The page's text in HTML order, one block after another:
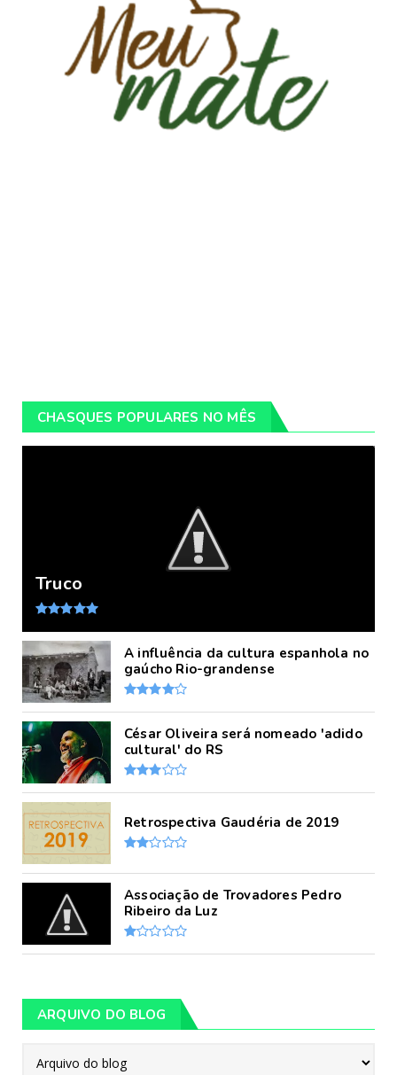
CHASQUES POPULARES NO MÊS
Truco
A influência da cultura espanhola no
gaúcho Rio-grandense
César Oliveira será nomeado 'adido
cultural' do RS
Retrospectiva Gaudéria de 2019
Associação de Trovadores Pedro
Ribeiro da Luz
ARQUIVO DO BLOG